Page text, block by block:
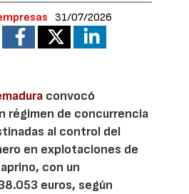
31/07/2026
convocó
régimen de concurrencia
al control del
en explotaciones de
con un
euros, según